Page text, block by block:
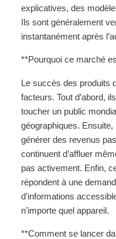
explicatives, des
Ils sont généralement
instantanément après
**Pourquoi ce marché
Le succès des produits
facteurs. Tout d’abord,
toucher un public
géographiques.
générer des revenus
continuent d’affluer
pas activement. Enfin,
répondent à une
d’informations
n’importe quel appareil.
**Comment se lancer